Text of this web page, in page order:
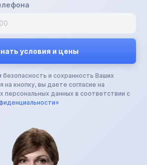
и сохранность Ваших
на кнопку, вы даете согласие на
персональных данных в соответствии с